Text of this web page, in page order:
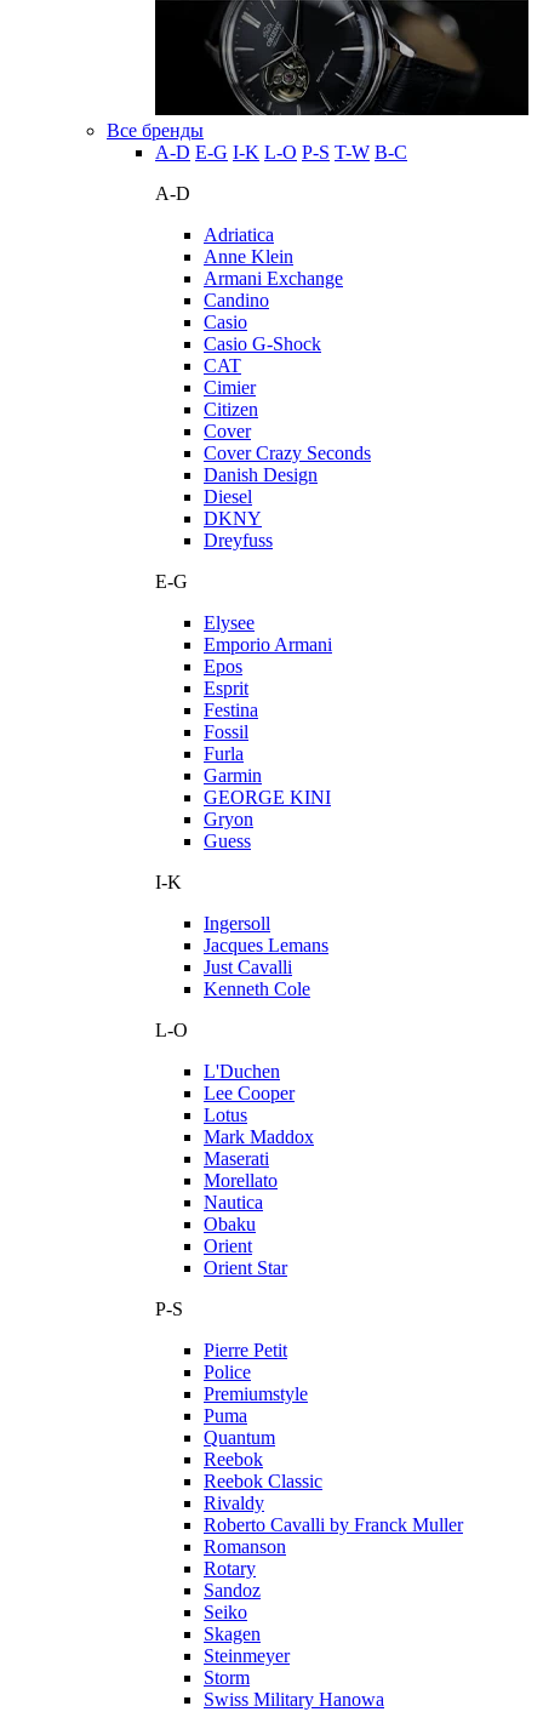
Все бренды
A-D E-G I-K L-O P-S T-W В-С
A-D
Adriatica
Anne Klein
Armani Exchange
Candino
Casio
Casio G-Shock
CAT
Cimier
Citizen
Cover
Cover Crazy Seconds
Danish Design
Diesel
DKNY
Dreyfuss
E-G
Elysee
Emporio Armani
Epos
Esprit
Festina
Fossil
Furla
Garmin
GEORGE KINI
Gryon
Guess
I-K
Ingersoll
Jacques Lemans
Just Cavalli
Kenneth Cole
L-O
L'Duchen
Lee Cooper
Lotus
Mark Maddox
Maserati
Morellato
Nautica
Obaku
Orient
Orient Star
P-S
Pierre Petit
Police
Premiumstyle
Puma
Quantum
Reebok
Reebok Classic
Rivaldy
Roberto Cavalli by Franck Muller
Romanson
Rotary
Sandoz
Seiko
Skagen
Steinmeyer
Storm
Swiss Military Hanowa